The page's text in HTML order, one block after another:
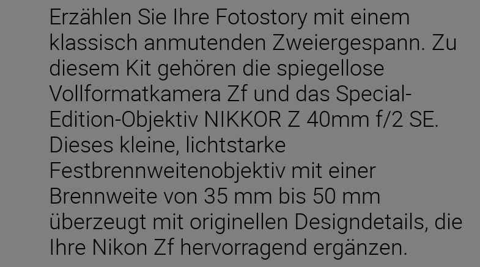
Erzählen Sie Ihre Fotostory mit einem
klassisch anmutenden Zweiergespann. Zu
diesem Kit gehören die spiegellose
Vollformatkamera Zf und das Special-
Edition-Objektiv NIKKOR Z 40mm f/2 SE.
Dieses kleine, lichtstarke
Festbrennweitenobjektiv mit einer
Brennweite von 35 mm bis 50 mm
überzeugt mit originellen Designdetails, die
Ihre Nikon Zf hervorragend ergänzen.